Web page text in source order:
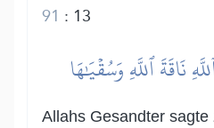
13
:
91
نَاقَةَ ٱللَّهِ وَسُقۡيَٰهَا
Allahs Gesandter sagte